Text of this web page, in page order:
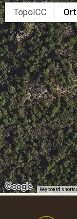
TopoICC
Keyboard